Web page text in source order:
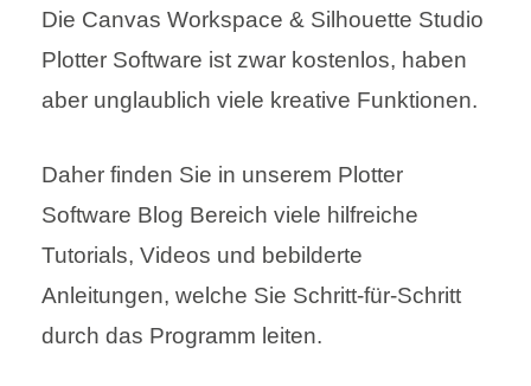
Die Canvas Workspace & Silhouette Studio
Plotter Software ist zwar kostenlos, haben
aber unglaublich viele kreative Funktionen.
Daher finden Sie in unserem Plotter
Software Blog Bereich viele hilfreiche
Tutorials, Videos und bebilderte
Anleitungen, welche Sie Schritt-für-Schritt
durch das Programm leiten.